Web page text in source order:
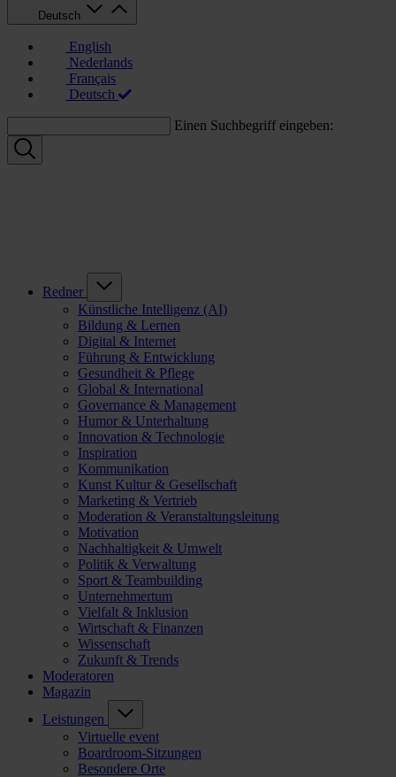
Deutsch
English
Nederlands
Français
Deutsch
Einen Suchbegriff eingeben:
Redner
Künstliche Intelligenz (AI)
Bildung & Lernen
Digital & Internet
Führung & Entwicklung
Gesundheit & Pflege
Global & International
Governance & Management
Humor & Unterhaltung
Innovation & Technologie
Inspiration
Kommunikation
Kunst Kultur & Gesellschaft
Marketing & Vertrieb
Moderation & Veranstaltungsleitung
Motivation
Nachhaltigkeit & Umwelt
Politik & Verwaltung
Sport & Teambuilding
Unternehmertum
Vielfalt & Inklusion
Wirtschaft & Finanzen
Wissenschaft
Zukunft & Trends
Moderatoren
Magazin
Leistungen
Virtuelle event
Boardroom-Sitzungen
Besondere Orte